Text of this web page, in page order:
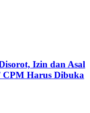
Izin dan Asal
CPM Harus Dibuka